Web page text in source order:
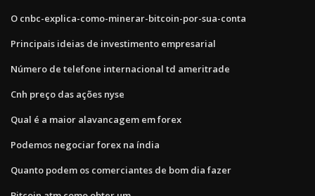
O cnbc-explica-como-minerar-bitcoin-por-sua-conta
Principais ideias de investimento empresarial
Número de telefone internacional td ameritrade
Cnh preço das ações nyse
Qual é a maior alavancagem em forex
Podemos negociar forex na índia
Quanto podem os comerciantes de bom dia fazer